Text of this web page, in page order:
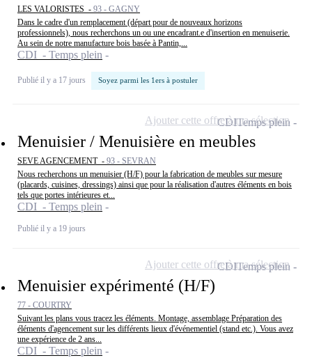
LES VALORISTES - 93 - GAGNY
Dans le cadre d'un remplacement (départ pour de nouveaux horizons
professionnels), nous recherchons un ou une encadrant.e d'insertion en menuiserie.
Au sein de notre manufacture bois basée à Pantin,...
CDI - Temps plein
Publié il y a 17 jours Soyez parmi les 1ers à postuler
Menuisier / Menuisière en meubles
SEVE AGENCEMENT - 93 - SEVRAN
Nous recherchons un menuisier (H/F) pour la fabrication de meubles sur mesure
(placards, cuisines, dressings) ainsi que pour la réalisation d'autres éléments en bois
tels que portes intérieures et...
CDI - Temps plein
Publié il y a 19 jours
CDITemps plein
Ajouter cette offre à ma sélection
Menuisier expérimenté (H/F)
77 - COURTRY
Suivant les plans vous tracez les éléments. Montage, assemblage Préparation des
éléments d'agencement sur les différents lieux d'événementiel (stand etc.). Vous avez
une expérience de 2 ans...
CDI - Temps plein
CDITemps plein
Ajouter cette offre à ma sélection